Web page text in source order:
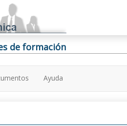
de formación
Ayuda